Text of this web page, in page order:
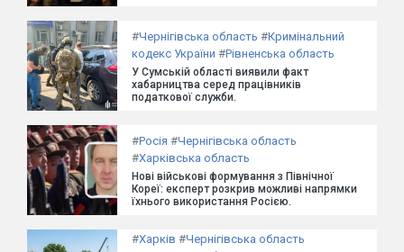
#Чернігівська область #Кримінальний
кодекс України #Рівненська область
У Сумській області виявили факт
хабарництва серед працівників
податкової служби.
#Росія #Чернігівська область
#Харківська область
Нові військові формування з Північної
Кореї: експерт розкрив можливі напрямки
їхнього використання Росією.
#Харків #Чернігівська область